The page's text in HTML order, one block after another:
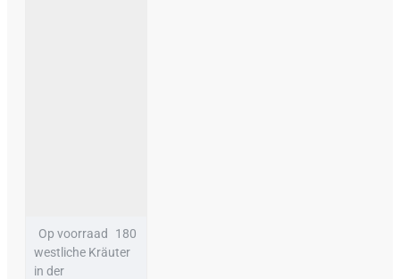
Op voorraad
180
westliche Kräuter
in der